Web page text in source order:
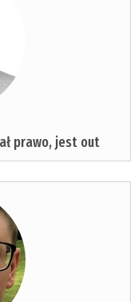
prawo, jest out